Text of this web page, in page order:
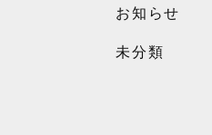
お知らせ
未分類